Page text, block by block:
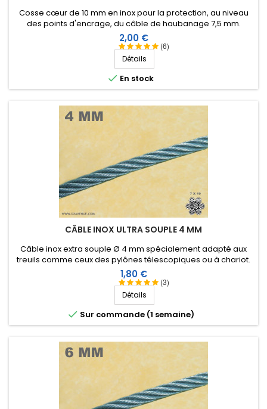
(6)
Cosse cœur de 10 mm en inox pour la protection, au niveau
des points d'encrage, du câble de haubanage 7,5 mm.
Prix
2,00 €
Détails
 En stock
CÂBLE INOX ULTRA SOUPLE 4 MM
(3)
Câble inox extra souple Ø 4 mm spécialement adapté aux
treuils comme ceux des pylônes télescopiques ou à chariot.
Prix
1,80 €
Détails
 Sur commande (1 semaine)